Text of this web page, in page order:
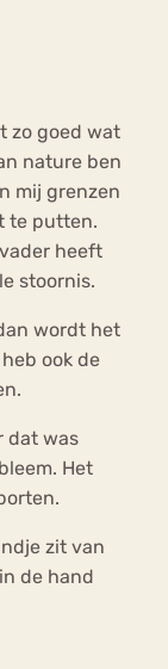
zo goed wat
nature ben
mij grenzen
te putten.
heeft
stoornis.
wordt het
ook de
dat was
Het
zit van
de hand